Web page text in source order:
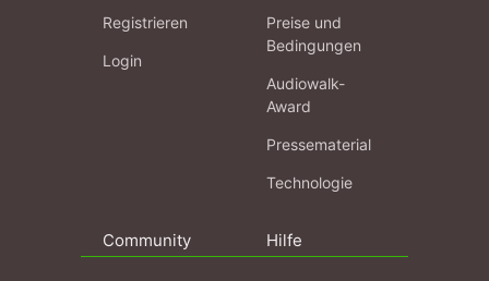
Registrieren
Login
Preise und
Bedingungen
Audiowalk-
Award
Pressematerial
Technologie
Community Hilfe